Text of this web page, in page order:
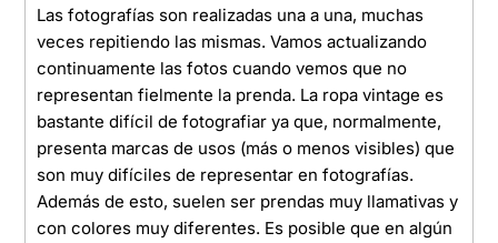
Las fotografías son realizadas una a una, muchas
veces repitiendo las mismas. Vamos actualizando
continuamente las fotos cuando vemos que no
representan fielmente la prenda. La ropa vintage es
bastante difícil de fotografiar ya que, normalmente,
presenta marcas de usos (más o menos visibles) que
son muy difíciles de representar en fotografías.
Además de esto, suelen ser prendas muy llamativas y
con colores muy diferentes. Es posible que en algún